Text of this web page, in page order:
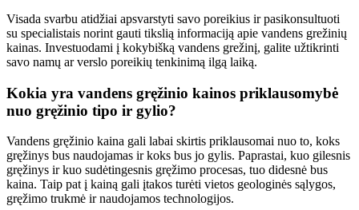
Visada svarbu atidžiai apsvarstyti savo poreikius ir pasikonsultuoti
su specialistais norint gauti tikslią informaciją apie vandens grežinių
kainas. Investuodami į kokybišką vandens grežinį, galite užtikrinti
savo namų ar verslo poreikių tenkinimą ilgą laiką.
Kokia yra vandens gręžinio kainos priklausomybė
nuo gręžinio tipo ir gylio?
Vandens gręžinio kaina gali labai skirtis priklausomai nuo to, koks
gręžinys bus naudojamas ir koks bus jo gylis. Paprastai, kuo gilesnis
gręžinys ir kuo sudėtingesnis gręžimo procesas, tuo didesnė bus
kaina. Taip pat į kainą gali įtakos turėti vietos geologinės sąlygos,
gręžimo trukmė ir naudojamos technologijos.